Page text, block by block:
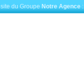
site du Groupe Notre Agence: